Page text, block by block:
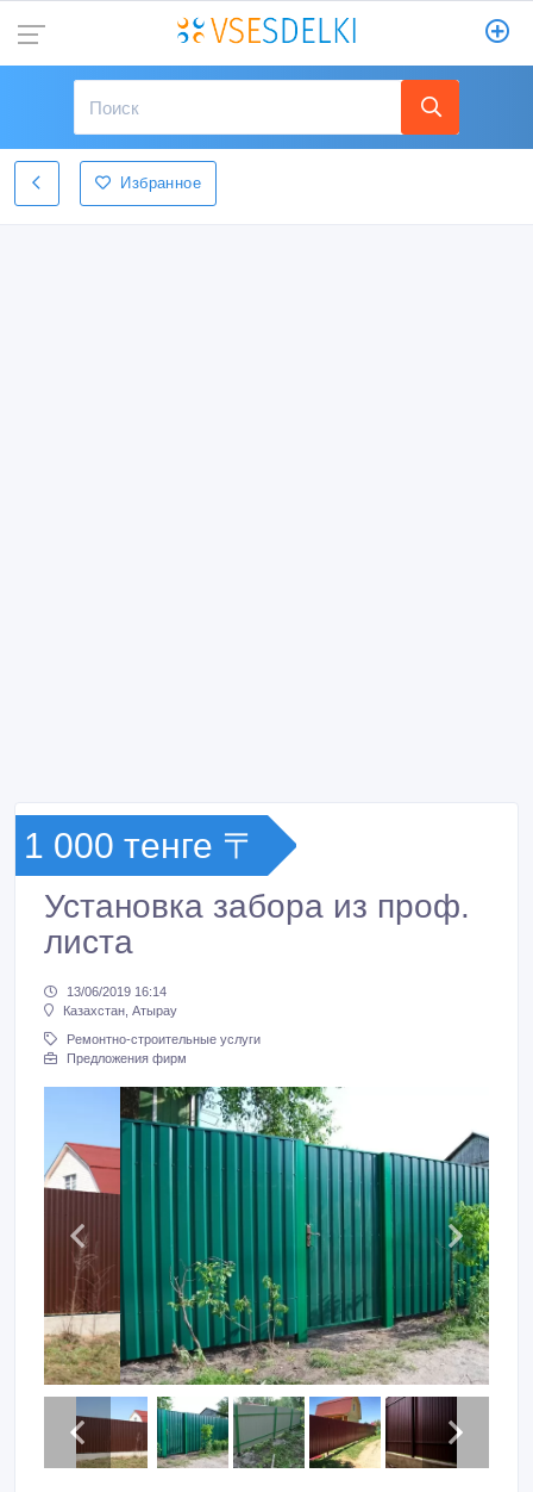
Избранное
1 000 тенге 〒
Установка забора из проф.
листа
13/06/2019 16:14
Казахстан, Атырау
Ремонтно-строительные услуги
Предложения фирм